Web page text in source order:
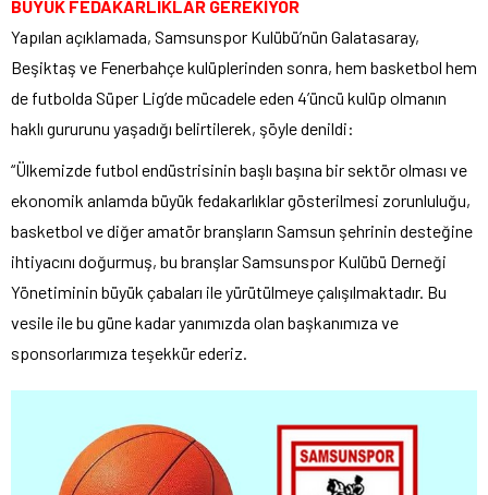
BÜYÜK FEDAKARLIKLAR GEREKİYOR
Yapılan açıklamada, Samsunspor Kulübü’nün Galatasaray,
Beşiktaş ve Fenerbahçe kulüplerinden sonra, hem basketbol hem
de futbolda Süper Lig’de mücadele eden 4’üncü kulüp olmanın
haklı gururunu yaşadığı belirtilerek, şöyle denildi:
“Ülkemizde futbol endüstrisinin başlı başına bir sektör olması ve
ekonomik anlamda büyük fedakarlıklar gösterilmesi zorunluluğu,
basketbol ve diğer amatör branşların Samsun şehrinin desteğine
ihtiyacını doğurmuş, bu branşlar Samsunspor Kulübü Derneği
Yönetiminin büyük çabaları ile yürütülmeye çalışılmaktadır. Bu
vesile ile bu güne kadar yanımızda olan başkanımıza ve
sponsorlarımıza teşekkür ederiz.